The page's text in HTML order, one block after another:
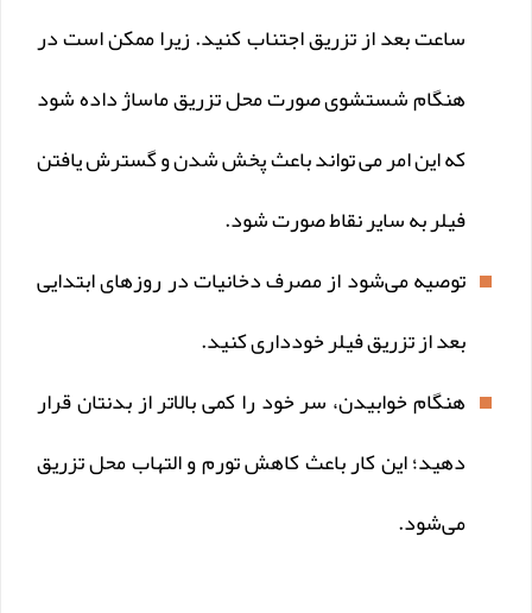
ساعت بعد از تزریق اجتناب کنید. زیرا ممکن است در
هنگام شستشوی صورت محل تزریق ماساژ داده شود
که این امر می تواند باعث پخش شدن و گسترش یافتن
فیلر به سایر نقاط صورت شود.
توصیه می‌شود از مصرف دخانیات در روزهای ابتدایی
بعد از تزریق فیلر خودداری کنید.
هنگام خوابیدن، سر خود را کمی بالاتر از بدنتان قرار
دهید؛ این کار باعث کاهش تورم و التهاب محل تزریق
می‌شود.